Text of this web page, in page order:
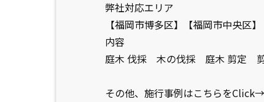
弊社対応エリア
【福岡市博多区】【福岡市中央区
内容
庭木 伐採 木の伐採 庭木 剪
その他、施行事例はこちらをClick→